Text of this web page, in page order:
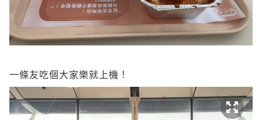
一條友吃個大家樂就上機！